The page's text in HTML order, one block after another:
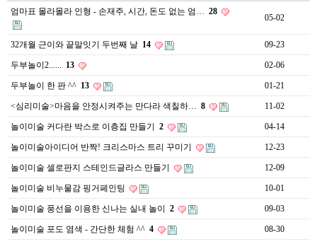
엄마표 몰라몰라 인형 - 손재주, 시간, 돈도 없는 엄… 28
05-02
32개월 근이와 끝말잇기 두번째 날 14 09-23
두부놀이2...... 13 02-06
두부놀이 한 판 ^^ 13 01-21
<심리미술>마음을 안정시켜주는 만다라 색칠하… 8 11-02
놀이미술 커다란 박스로 이층집 만들기 2 04-14
놀이미술아이디어 반짝! 크리스마스 트리 꾸미기 12-23
놀이미술 셀로판지 스테인드글라스 만들기 12-09
놀이미술 비누물감 핑거페인팅 10-01
놀이미술 풍선을 이용한 신나는 실내 놀이 2 09-03
놀이미술 포도 염색 - 간단한 체험 ^^ 4 08-30